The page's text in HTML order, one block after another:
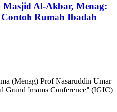
Masjid Al-Akbar, Menag:
Rumah Ibadah
(Menag) Prof Nasaruddin Umar
Grand Imams Conference” (IGIC)